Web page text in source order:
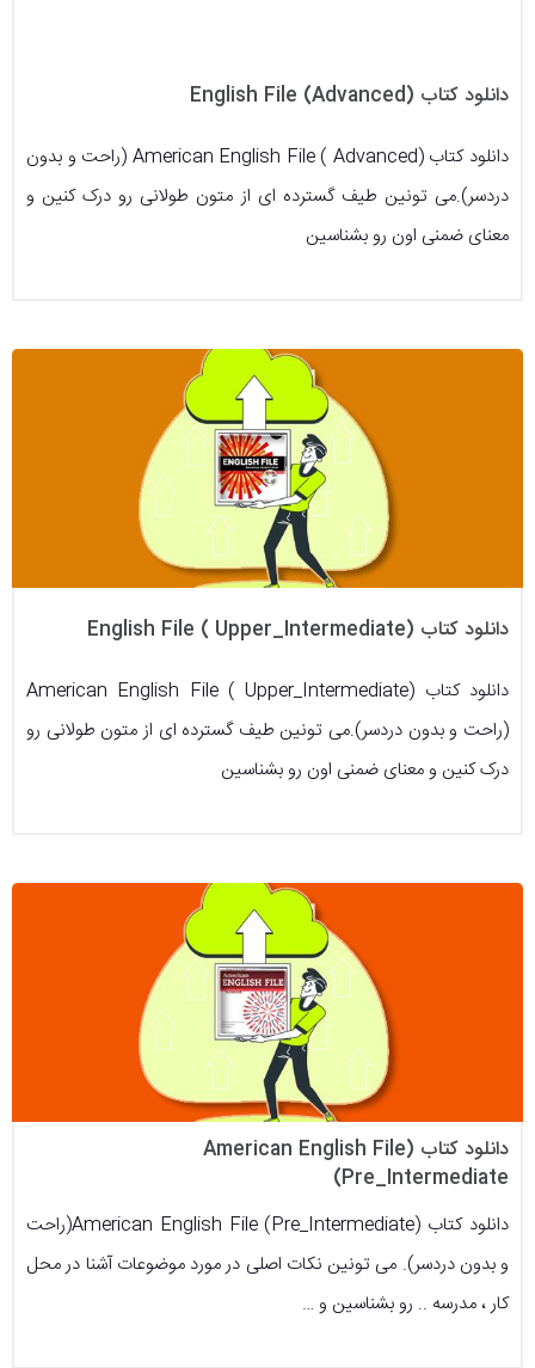
دانلود کتاب (English File (Advanced
دانلود کتاب (American English File ( Advanced (راحت و بدون
دردسر).می تونین طیف گسترده ای از متون طولانی رو درک کنین و
معنای ضمنی اون رو بشناسین
دانلود کتاب (English File ( Upper_Intermediate
دانلود کتاب (American English File ( Upper_Intermediate
(راحت و بدون دردسر).می تونین طیف گسترده ای از متون طولانی رو
درک کنین و معنای ضمنی اون رو بشناسین
دانلود کتاب (American English File
(Pre_Intermediate
دانلود کتاب (American English File (Pre_Intermediate(راحت
و بدون دردسر). می تونین نکات اصلی در مورد موضوعات آشنا در محل
کار ، مدرسه .. رو بشناسین و …